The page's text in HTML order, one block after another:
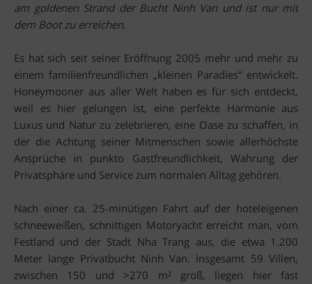
am goldenen Strand der Bucht Ninh Van und ist nur mit
dem Boot zu erreichen.
Es hat sich seit seiner Eröffnung 2005 mehr und mehr zu
einem familienfreundlichen „kleinen Paradies“ entwickelt.
Honeymooner aus aller Welt haben es für sich entdeckt,
weil es hier gelungen ist, eine perfekte Harmonie aus
Luxus und Natur zu zelebrieren, eine Oase zu schaffen, in
der die Achtung seiner Mitmenschen sowie allerhöchste
Ansprüche in punkto Gastfreundlichkeit, Wahrung der
Privatsphäre und Service zum normalen Alltag gehören.
Nach einer ca. 25-minütigen Fahrt auf der hoteleigenen
schneeweißen, schnittigen Motoryacht erreicht man, vom
Festland und der Stadt Nha Trang aus, die etwa 1.200
Meter lange Privatbucht Ninh Van. Insgesamt 59 Villen,
zwischen 150 und >270 m² groß, liegen hier fast